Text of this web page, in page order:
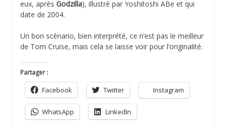
eux, après Godzilla), illustré par Yoshitoshi ABe et qui
date de 2004.
Un bon scénario, bien interprété, ce n’est pas le meilleur
de Tom Cruise, mais cela se laisse voir pour l’originalité.
Partager :
Facebook Twitter Instagram
WhatsApp LinkedIn